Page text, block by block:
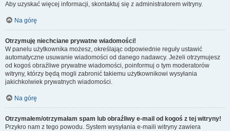
Aby uzyskać więcej informacji, skontaktuj się z administratorem witryny.
Na górę
Otrzymuję niechciane prywatne wiadomości!
W panelu użytkownika możesz, określając odpowiednie reguły ustawić
automatyczne usuwanie wiadomości od danego nadawcy. Jeżeli otrzymujesz
od kogoś obraźliwe prywatne wiadomości, poinformuj o tym moderatorów
witryny, którzy będą mogli zabronić takiemu użytkownikowi wysyłania
jakichkolwiek prywatnych wiadomości.
Na górę
Otrzymałem/otrzymałam spam lub obraźliwy e-mail od kogoś z tej witryny!
Przykro nam z tego powodu. System wysyłania e-maili witryny zawiera